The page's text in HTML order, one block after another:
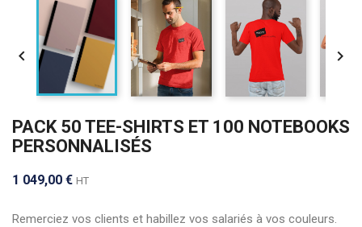
 
PACK 50 TEE-SHIRTS ET 100 NOTEBOOKS
PERSONNALISÉS
1 049,00 € HT
Remerciez vos clients et habillez vos salariés à vos couleurs.